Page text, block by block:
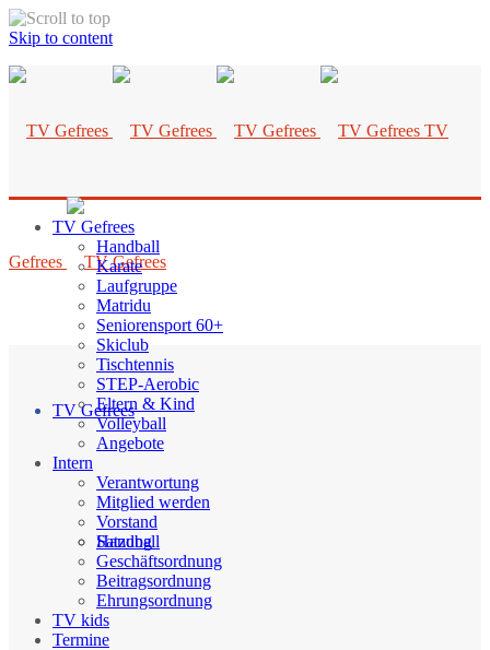
Skip to content
TV
Gefrees
TV Gefrees
Handball
TV Gefrees
Handball
Karate
Laufgruppe
Matridu
Seniorensport 60+
Skiclub
Tischtennis
STEP-Aerobic
Eltern & Kind
Volleyball
Angebote
Intern
Verantwortung
Mitglied werden
Vorstand
Satzung
Geschäftsordnung
Beitragsordnung
Ehrungsordnung
TV kids
Termine